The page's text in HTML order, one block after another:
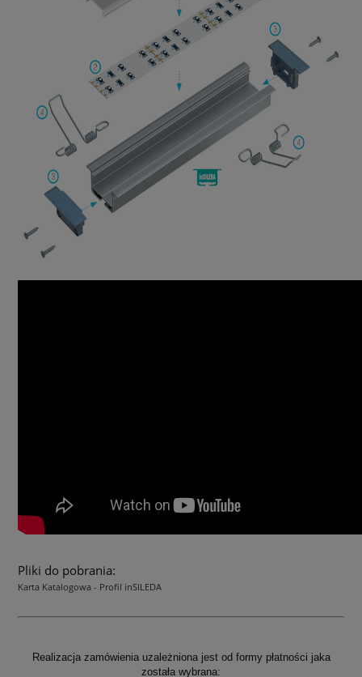
Pliki do pobrania:
Karta Katalogowa - Profil inSILEDA
Realizacja zamówienia uzależniona jest od formy płatności jaka
została wybrana: